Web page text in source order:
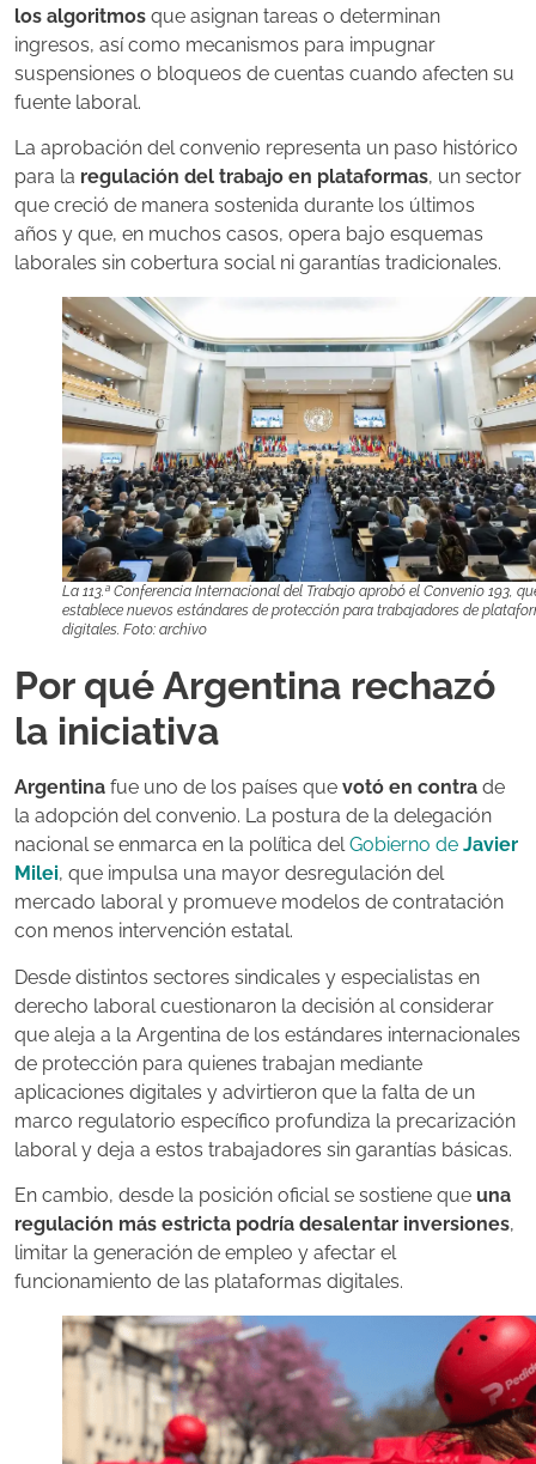
los algoritmos que asignan tareas o determinan
ingresos, así como mecanismos para impugnar
suspensiones o bloqueos de cuentas cuando afecten su
fuente laboral.
La aprobación del convenio representa un paso histórico
para la regulación del trabajo en plataformas, un sector
que creció de manera sostenida durante los últimos
años y que, en muchos casos, opera bajo esquemas
laborales sin cobertura social ni garantías tradicionales.
La 113.ª Conferencia Internacional del Trabajo aprobó el Convenio 193,
establece nuevos estándares de protección para trabajadores de
digitales. Foto: archivo
Por qué Argentina rechazó
la iniciativa
Argentina fue uno de los países que votó en contra de
la adopción del convenio. La postura de la delegación
nacional se enmarca en la política delGobierno de Javier
Milei, que impulsa una mayor desregulación del
mercado laboral y promueve modelos de contratación
con menos intervención estatal.
Desde distintos sectores sindicales y especialistas en
derecho laboral cuestionaron la decisión al considerar
que aleja a la Argentina de los estándares internacionales
de protección para quienes trabajan mediante
aplicaciones digitales y advirtieron que la falta de un
marco regulatorio específico profundiza la precarización
laboral y deja a estos trabajadores sin garantías básicas.
En cambio, desde la posición oficial se sostiene que una
regulación más estricta podría desalentar inversiones,
limitar la generación de empleo y afectar el
funcionamiento de las plataformas digitales.